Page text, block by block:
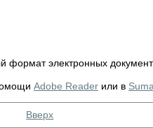
электронных
Adobe Reader или в
Вверх